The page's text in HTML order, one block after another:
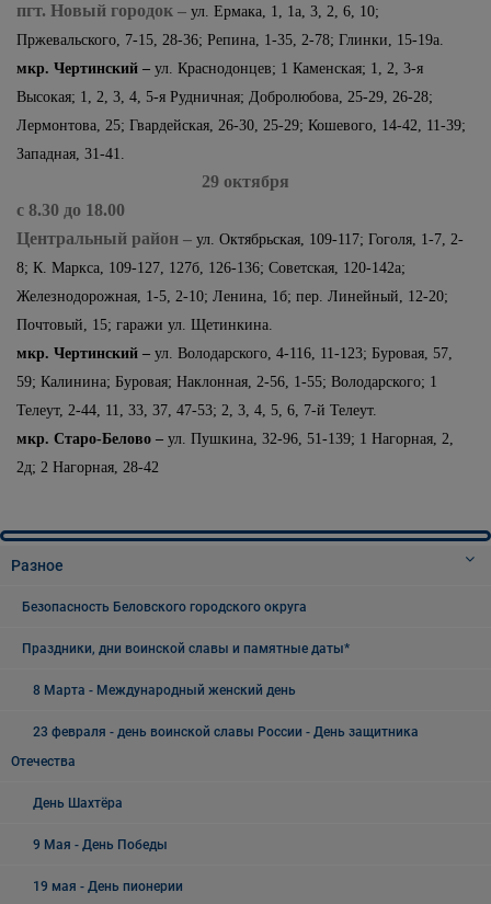
пгт. Новый городок – ул. Ермака, 1, 1а, 3, 2, 6, 10;
Пржевальского, 7-15, 28-36; Репина, 1-35, 2-78; Глинки, 15-19а.
мкр. Чертинский – ул. Краснодонцев; 1 Каменская; 1, 2, 3-я
Высокая; 1, 2, 3, 4, 5-я Рудничная; Добролюбова, 25-29, 26-28;
Лермонтова, 25; Гвардейская, 26-30, 25-29; Кошевого, 14-42, 11-39;
Западная, 31-41.
29 октября
с 8.30 до 18.00
Центральный район – ул. Октябрьская, 109-117; Гоголя, 1-7, 2-
8; К. Маркса, 109-127, 127б, 126-136; Советская, 120-142а;
Железнодорожная, 1-5, 2-10; Ленина, 1б; пер. Линейный, 12-20;
Почтовый, 15; гаражи ул. Щетинкина.
мкр. Чертинский – ул. Володарского, 4-116, 11-123; Буровая, 57,
59; Калинина; Буровая; Наклонная, 2-56, 1-55; Володарского; 1
Телеут, 2-44, 11, 33, 37, 47-53; 2, 3, 4, 5, 6, 7-й Телеут.
мкр. Старо-Белово – ул. Пушкина, 32-96, 51-139; 1 Нагорная, 2,
2д; 2 Нагорная, 28-42
Разное
Безопасность Беловского городского округа
Праздники, дни воинской славы и памятные даты*
8 Марта - Международный женский день
23 февраля - день воинской славы России - День защитника
Отечества
День Шахтёра
9 Мая - День Победы
19 мая - День пионерии